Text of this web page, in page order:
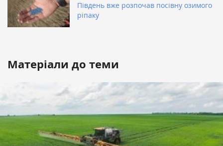
Південь вже розпочав посівну озимого
ріпаку
Матеріали до теми